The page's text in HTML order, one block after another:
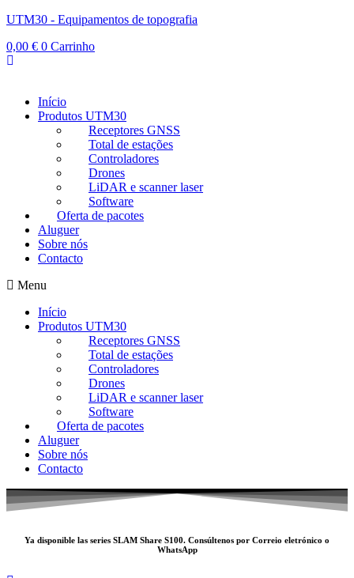
UTM30 - Equipamentos de topografia
0,00 € 0 Carrinho
Início
Produtos UTM30
Receptores GNSS
Total de estações
Controladores
Drones
LiDAR e scanner laser
Software
Oferta de pacotes
Aluguer
Sobre nós
Contacto
Menu
Início
Produtos UTM30
Receptores GNSS
Total de estações
Controladores
Drones
LiDAR e scanner laser
Software
Oferta de pacotes
Aluguer
Sobre nós
Contacto
Ya disponible las series SLAM Share S100. Consúltenos por Correio eletrónico o
WhatsApp